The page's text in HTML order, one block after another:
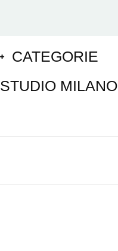
CATEGORIE
STUDIO MILANO